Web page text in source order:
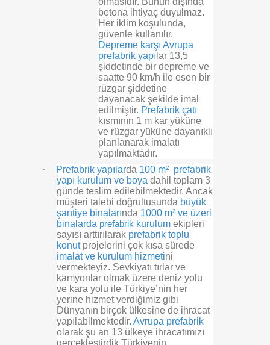
betona ihtiyaç duyulmaz.
Her iklim koşulunda,
güvenle kullanılır.
Depreme karşı Avrupa
prefabrik yapı lar 13,5
şiddetinde bir depreme ve
saatte 90 km/h ile esen bir
rüzgar şiddetine
dayanacak şekilde imal
edilmiştir. Prefabrik çatı
kısmının 1 m kar yüküne
ve rüzgar yüküne dayanıklı
planlanarak imalatı
yapılmaktadır.
·
Prefabrik yapılarda 100 m² prefabrik
yapı kurulum ve boya dahil toplam 3
günde teslim edilebilmektedir. Ancak
müşteri talebi doğrultusunda büyük
şantiye binalarında 1000 m² ve üzeri
binalarda prefabrik kurulum ekipleri
sayısı arttırılarak prefabrik toplu
konutprojelerini çok kısa sürede
imalat ve kurulum hizmetini
vermekteyiz. Sevkiyatı tırlar ve
kamyonlar olmak üzere deniz yolu
ve kara yolu ile Türkiye’nin her
yerine hizmet verdiğimiz gibi
Dünyanın birçok ülkesine de ihracat
yapılabilmektedir. Avrupa prefabrik
olarak şu an 13 ülkeye ihracatımızı